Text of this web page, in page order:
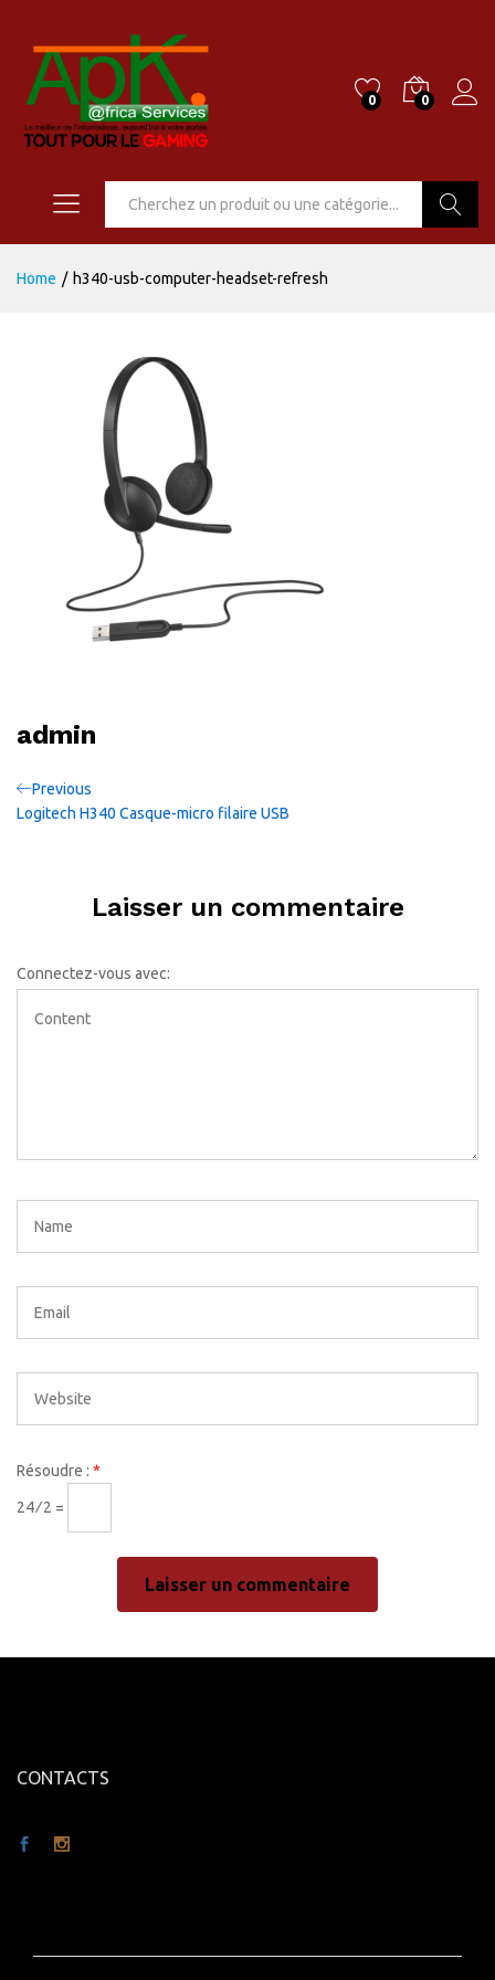
0 0
Home / h340-usb-computer-headset-refresh
admin
Navigation
de
Previous
Post
Previous
Logitech H340 Casque-micro filaire USB
Laisser un commentaire
Connectez-vous avec:
Résoudre : *
24 ⁄ 2 =
CONTACTS